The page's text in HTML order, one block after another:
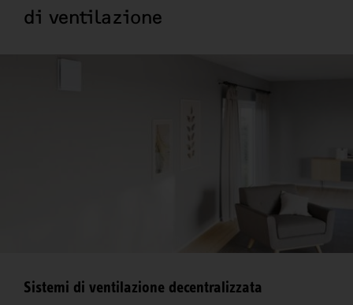
di ventilazione
Sistemi di ventilazione decentralizzata